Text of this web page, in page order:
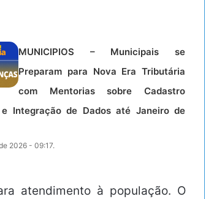
MUNICIPIOS – Municipais se
Preparam para Nova Era Tributária
com Mentorias sobre Cadastro
e Integração de Dados até Janeiro de
2026 - 09:17.
atendimento à população. O